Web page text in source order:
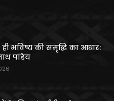
भविष्य की समृद्धि का आधार:
पांडेय